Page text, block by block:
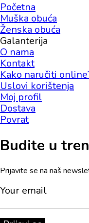
Početna
Muška obuća
Ženska obuća
Galanterija
O nama
Kontakt
Kako naručiti
Uslovi korištenja
Moj profil
Dostava
Povrat
Budite u
Prijavite se na naš
Your email